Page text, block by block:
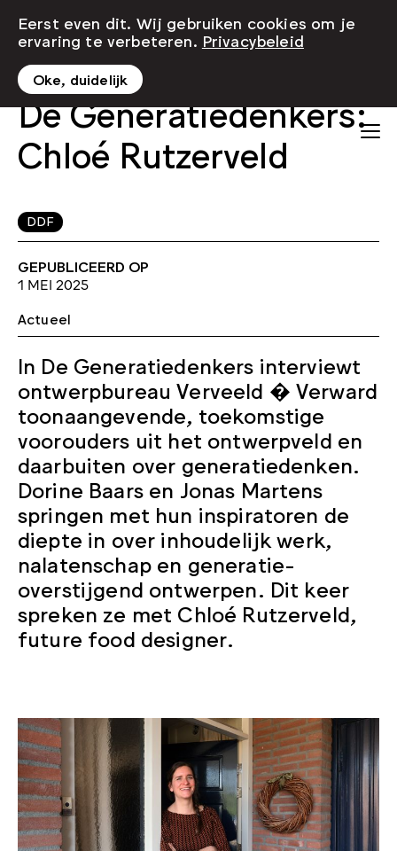
De Generatiedenkers:
Chloé Rutzerveld
DDF
GEPUBLICEERD OP
1 MEI 2025
Actueel
In De Generatiedenkers interviewt
ontwerpbureau Verveeld � Verward
toonaangevende, toekomstige
voorouders uit het ontwerpveld en
daarbuiten over generatiedenken.
Dorine Baars en Jonas Martens
springen met hun inspiratoren de
diepte in over inhoudelijk werk,
nalatenschap en generatie-
overstijgend ontwerpen. Dit keer
spreken ze met Chloé Rutzerveld,
future food designer.
Eerst even dit. Wij gebruiken cookies om je
ervaring te verbeteren. Privacybeleid
Oke, duidelijk